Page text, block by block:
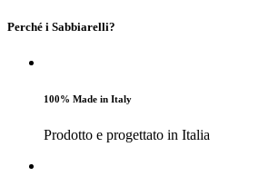
Perché i Sabbiarelli?
100% Made in Italy
Prodotto e progettato in Italia